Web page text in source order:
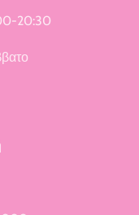
20:30